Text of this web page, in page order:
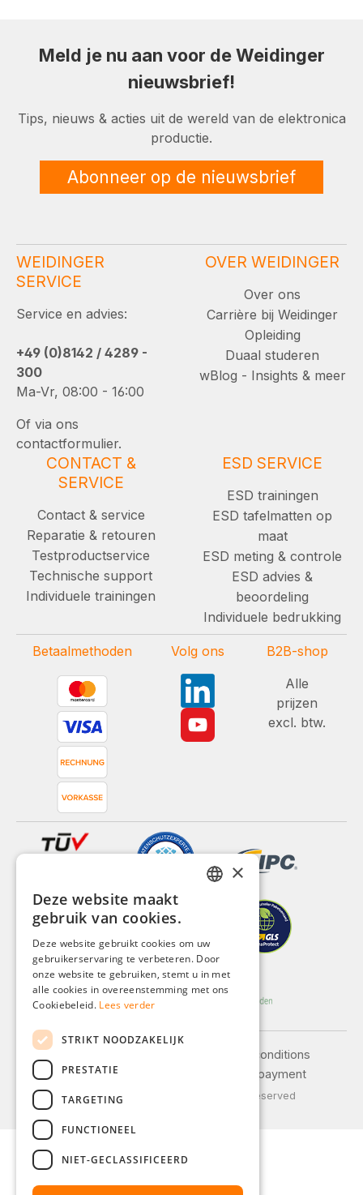
Meld je nu aan voor de Weidinger
nieuwsbrief!
Tips, nieuws & acties uit de wereld van de elektronica
productie.
Abonneer op de nieuwsbrief
WEIDINGER
SERVICE
Service en advies:
+49 (0)8142 / 4289 -
300
Ma-Vr, 08:00 - 16:00
Of via ons
contactformulier.
OVER WEIDINGER
Over ons
Carrière bij Weidinger
Opleiding
Duaal studeren
wBlog - Insights & meer
CONTACT &
SERVICE
Contact & service
Reparatie & retouren
Testproductservice
Technische support
Individuele trainingen
ESD SERVICE
ESD trainingen
ESD tafelmatten op
maat
ESD meting & controle
ESD advies &
beoordeling
Individuele bedrukking
Betaalmethoden Volg ons
B2B-shop
Alle
prijzen
excl. btw.
General terms and conditions
Privacy policy
Shipping and payment
© 2026 Weidinger GmbH, All Rights Reserved
FRENCH
ITALIAN
×
Deze website maakt
gebruik van cookies.
Deze website gebruikt cookies om uw
gebruikerservaring te verbeteren. Door
onze website te gebruiken, stemt u in met
alle cookies in overeenstemming met ons
Cookiebeleid. Lees verder
STRIKT NOODZAKELIJK
PRESTATIE
TARGETING
FUNCTIONEEL
NIET-GECLASSIFICEERD